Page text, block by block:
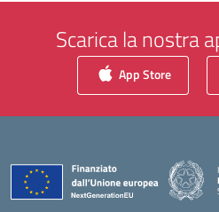
Scarica la nostra
App Store